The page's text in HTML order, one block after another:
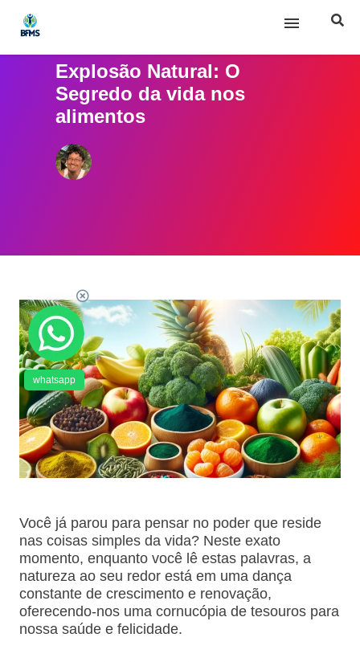
Início
Sobre nós
Posts
Explosão Natural: O
Segredo da vida nos
alimentos
Você já parou para pensar no poder que reside
nas coisas simples da vida? Neste exato
momento, enquanto você lê estas palavras, a
natureza ao seu redor está em uma dança
constante de crescimento e renovação,
oferecendo-nos uma cornucópia de tesouros para
nossa saúde e felicidade.
whatsapp